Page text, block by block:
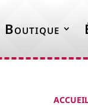
Boutique